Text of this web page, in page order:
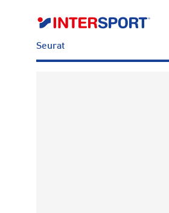
Seurat